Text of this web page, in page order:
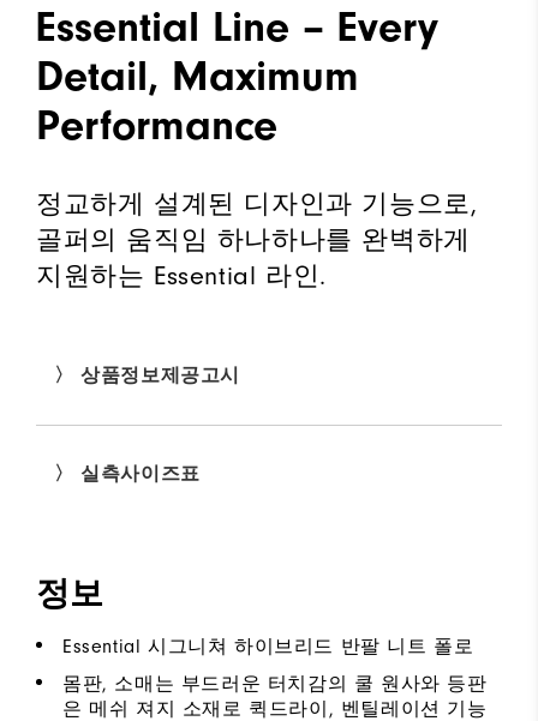
Essential Line – Every
Detail, Maximum
Performance
정교하게 설계된 디자인과 기능으로,
골퍼의 움직임 하나하나를 완벽하게
지원하는 Essential 라인.
〉 상품정보제공고시
〉 실측사이즈표
정보
Essential 시그니쳐 하이브리드 반팔 니트 폴로
몸판, 소매는 부드러운 터치감의 쿨 원사와 등판
은 메쉬 져지 소재로 퀵드라이, 벤틸레이션 기능